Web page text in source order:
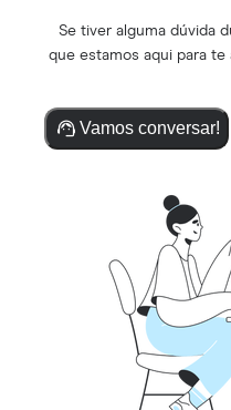
Se tiver alguma dúvida
que estamos aqui para
Vamos conversar!